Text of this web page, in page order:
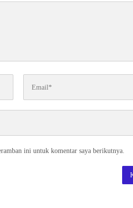
ini untuk komentar saya berikutnya.